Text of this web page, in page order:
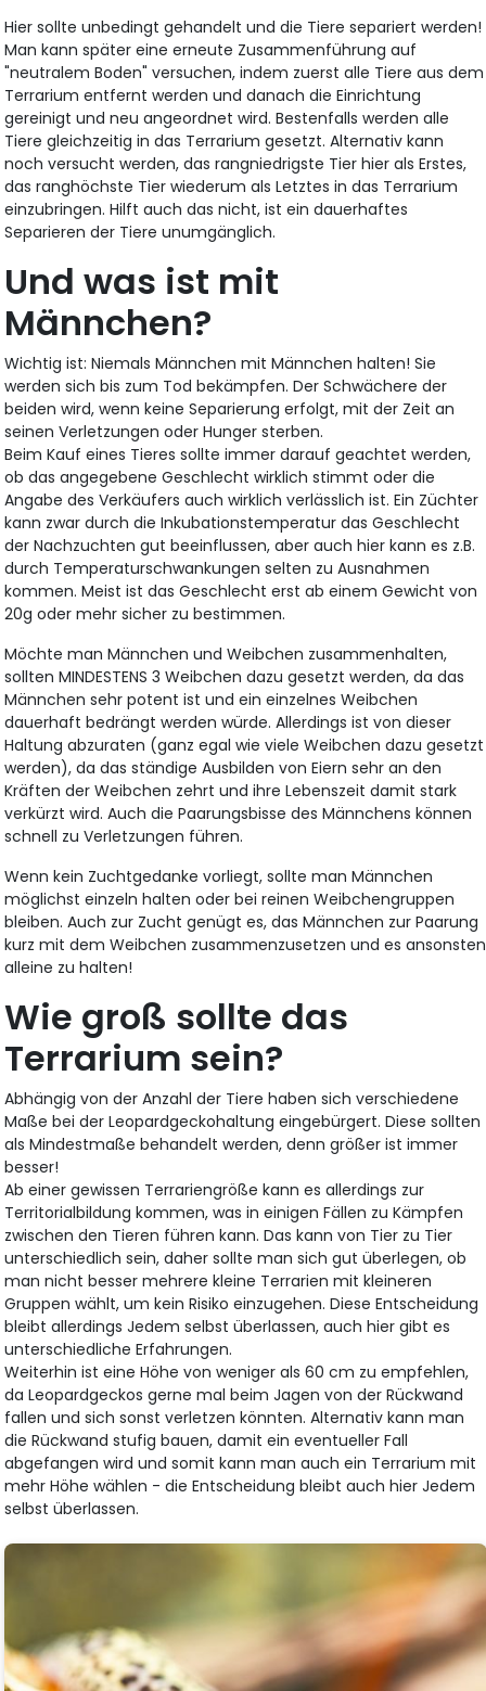
Hier sollte unbedingt gehandelt und die Tiere separiert werden!
Man kann später eine erneute Zusammenführung auf
"neutralem Boden" versuchen, indem zuerst alle Tiere aus dem
Terrarium entfernt werden und danach die Einrichtung
gereinigt und neu angeordnet wird. Bestenfalls werden alle
Tiere gleichzeitig in das Terrarium gesetzt. Alternativ kann
noch versucht werden, das rangniedrigste Tier hier als Erstes,
das ranghöchste Tier wiederum als Letztes in das Terrarium
einzubringen. Hilft auch das nicht, ist ein dauerhaftes
Separieren der Tiere unumgänglich.
Und was ist mit
Männchen?
Wichtig ist: Niemals Männchen mit Männchen halten! Sie
werden sich bis zum Tod bekämpfen. Der Schwächere der
beiden wird, wenn keine Separierung erfolgt, mit der Zeit an
seinen Verletzungen oder Hunger sterben.
Beim Kauf eines Tieres sollte immer darauf geachtet werden,
ob das angegebene Geschlecht wirklich stimmt oder die
Angabe des Verkäufers auch wirklich verlässlich ist. Ein Züchter
kann zwar durch die Inkubationstemperatur das Geschlecht
der Nachzuchten gut beeinflussen, aber auch hier kann es z.B.
durch Temperaturschwankungen selten zu Ausnahmen
kommen. Meist ist das Geschlecht erst ab einem Gewicht von
20g oder mehr sicher zu bestimmen.
Möchte man Männchen und Weibchen zusammenhalten,
sollten MINDESTENS 3 Weibchen dazu gesetzt werden, da das
Männchen sehr potent ist und ein einzelnes Weibchen
dauerhaft bedrängt werden würde. Allerdings ist von dieser
Haltung abzuraten (ganz egal wie viele Weibchen dazu gesetzt
werden), da das ständige Ausbilden von Eiern sehr an den
Kräften der Weibchen zehrt und ihre Lebenszeit damit stark
verkürzt wird. Auch die Paarungsbisse des Männchens können
schnell zu Verletzungen führen.
Wenn kein Zuchtgedanke vorliegt, sollte man Männchen
möglichst einzeln halten oder bei reinen Weibchengruppen
bleiben. Auch zur Zucht genügt es, das Männchen zur Paarung
kurz mit dem Weibchen zusammenzusetzen und es ansonsten
alleine zu halten!
Wie groß sollte das
Terrarium sein?
Abhängig von der Anzahl der Tiere haben sich verschiedene
Maße bei der Leopardgeckohaltung eingebürgert. Diese sollten
als Mindestmaße behandelt werden, denn größer ist immer
besser!
Ab einer gewissen Terrariengröße kann es allerdings zur
Territorialbildung kommen, was in einigen Fällen zu Kämpfen
zwischen den Tieren führen kann. Das kann von Tier zu Tier
unterschiedlich sein, daher sollte man sich gut überlegen, ob
man nicht besser mehrere kleine Terrarien mit kleineren
Gruppen wählt, um kein Risiko einzugehen. Diese Entscheidung
bleibt allerdings Jedem selbst überlassen, auch hier gibt es
unterschiedliche Erfahrungen.
Weiterhin ist eine Höhe von weniger als 60 cm zu empfehlen,
da Leopardgeckos gerne mal beim Jagen von der Rückwand
fallen und sich sonst verletzen könnten. Alternativ kann man
die Rückwand stufig bauen, damit ein eventueller Fall
abgefangen wird und somit kann man auch ein Terrarium mit
mehr Höhe wählen - die Entscheidung bleibt auch hier Jedem
selbst überlassen.